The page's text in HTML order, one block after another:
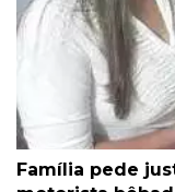
Família pede